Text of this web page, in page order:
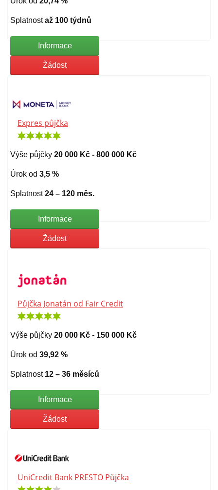
Splatnost až 100 týdnů
Informace
Žádost
Expres půjčka
Výše půjčky 20 000 Kč - 800 000 Kč
Úrok od 3,5 %
Splatnost 24 – 120 měs.
Informace
Žádost
Půjčka Jonatán od Fair Credit
Výše půjčky 20 000 Kč - 150 000 Kč
Úrok od 39,92 %
Splatnost 12 – 36 měsíců
Informace
Žádost
UniCredit Bank PRESTO Půjčka